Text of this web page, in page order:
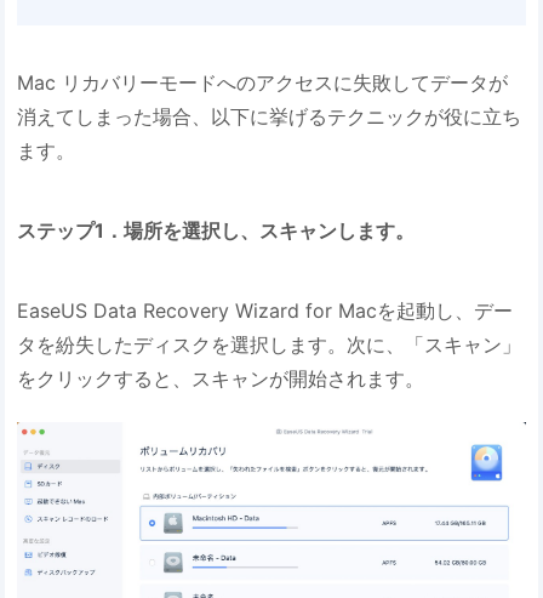
Mac リカバリーモードへのアクセスに失敗してデータが
消えてしまった場合、以下に挙げるテクニックが役に立ち
ます。
ステップ1．場所を選択し、スキャンします。
EaseUS Data Recovery Wizard for Macを起動し、デー
タを紛失したディスクを選択します。次に、「スキャン」
をクリックすると、スキャンが開始されます。